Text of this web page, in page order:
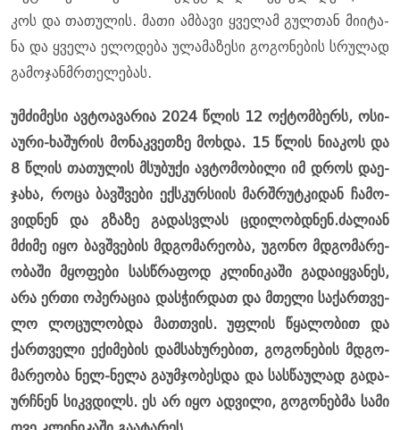
კოს და თა­თუ­ლის. მათი ამ­ბა­ვი ყვე­ლამ გულ­თან მი­ი­ტა­
ნა და ყვე­ლა ელო­დე­ბა ულა­მა­ზე­სი გო­გო­ნე­ბის სრუ­ლად
გა­მო­ჯან­მრთე­ლე­ბას.
უმ­ძი­მე­სი ავ­ტო­ა­ვა­რია 2024 წლის 12 ოქ­ტომ­ბერს, ოსი­
ა­უ­რი-ხა­შუ­რის მო­ნაკ­ვეთ­ზე მოხ­და. 15 წლის ნი­ა­კოს და
8 წლის თა­თუ­ლის მსუ­ბუ­ქი ავ­ტო­მო­ბი­ლი იმ დროს და­ე­
ჯა­ხა, როცა ბავ­შვე­ბი ექ­სკურ­სი­ის მარ­შრუტ­კი­დან ჩა­მო­
ვიდ­ნენ და გზა­ზე გა­დას­ვლას ცდი­ლობ­დნენ.ძა­ლი­ან
მძი­მე იყო ბავ­შვე­ბის მდგო­მა­რე­ო­ბა, უგო­ნო მდგო­მა­რე­
ო­ბა­ში მყო­ფე­ბი სას­წრა­ფოდ კლი­ნი­კა­ში გა­და­იყ­ვა­ნეს,
არა ერთი ოპე­რა­ცია დას­ჭირ­დათ და მთე­ლი სა­ქარ­თვე­
ლო ლო­ცუ­ლობ­და მათ­თვის. უფ­ლის წყა­ლო­ბით და
ქარ­თვე­ლი ექი­მე­ბის დამ­სა­ხუ­რე­ბით, გო­გო­ნე­ბის მდგო­
მა­რე­ო­ბა ნელ-ნელა გა­უმ­ჯო­ბეს­და და სას­წა­უ­ლად გა­და­
ურჩნენ სიკ­ვდილს. ეს არ იყო ად­ვი­ლი, გო­გო­ნებ­მა სამი